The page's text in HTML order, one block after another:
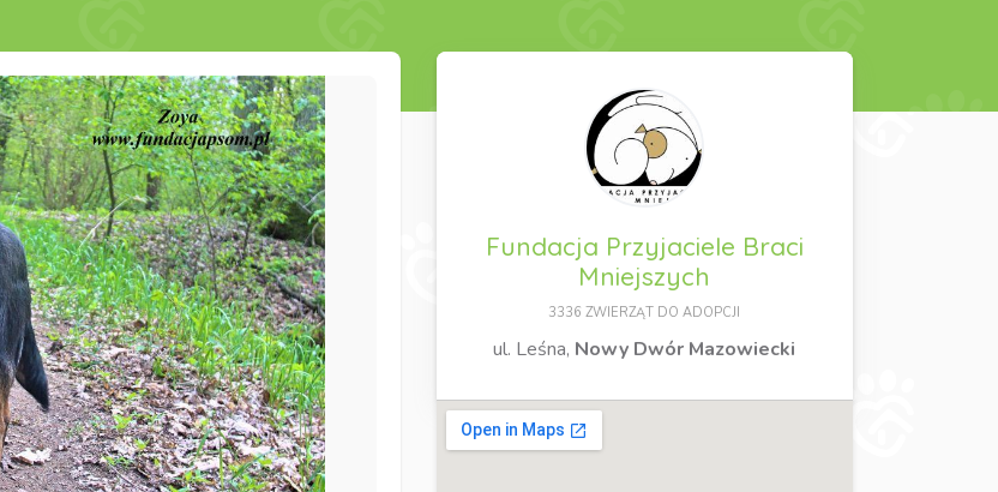
Fundacja Przyjaciele Braci
Mniejszych
3336 ZWIERZĄT DO ADOPCJI
ul. Leśna, Nowy Dwór Mazowiecki